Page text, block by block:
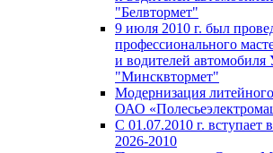
"Белвтормет"
9 июля 2010 г. был
профессионального
и водителей
"Минсквтормет"
Модернизация
ОАО
С 01.07.2010 г.
2026-2010